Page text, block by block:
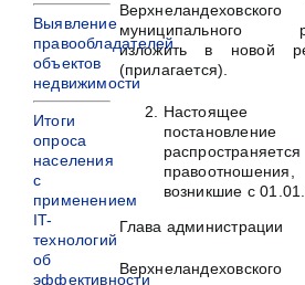
Верхнеландеховского
муниципального
изложить в новой
(прилагается).
Настоящее
постановление
правоотношения,
возникшие с
Глава администрации
Верхнеландеховского
Выявление
правообладателей
объектов
недвижимости
Итоги
опроса
населения
с
применением
IT-
технологий
об
эффективности